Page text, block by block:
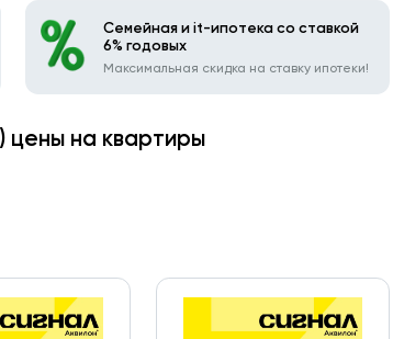
Семейная и it-ипотека со ставкой
6% годовых
Максимальная скидка на ставку ипотеки!
цены на квартиры